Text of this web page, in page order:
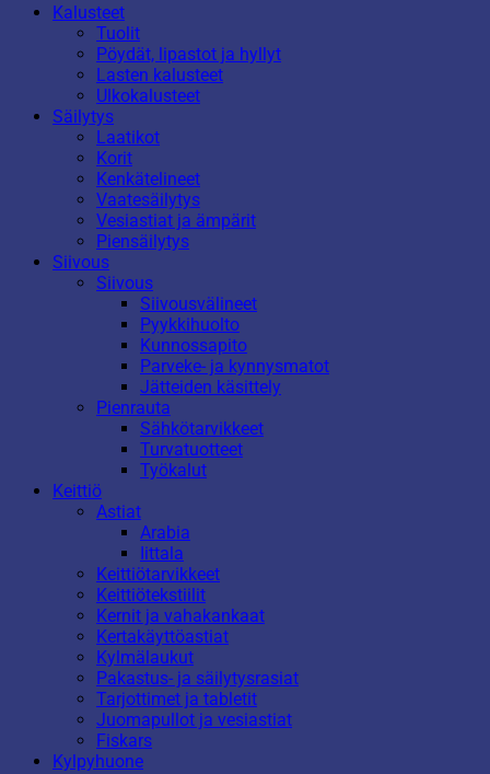
Kalusteet
Tuolit
Pöydät, lipastot ja hyllyt
Lasten kalusteet
Ulkokalusteet
Säilytys
Laatikot
Korit
Kenkätelineet
Vaatesäilytys
Vesiastiat ja ämpärit
Piensäilytys
Siivous
Siivous
Siivousvälineet
Pyykkihuolto
Kunnossapito
Parveke- ja kynnysmatot
Jätteiden käsittely
Pienrauta
Sähkötarvikkeet
Turvatuotteet
Työkalut
Keittiö
Astiat
Arabia
Iittala
Keittiötarvikkeet
Keittiötekstiilit
Kernit ja vahakankaat
Kertakäyttöastiat
Kylmälaukut
Pakastus- ja säilytysrasiat
Tarjottimet ja tabletit
Juomapullot ja vesiastiat
Fiskars
Kylpyhuone